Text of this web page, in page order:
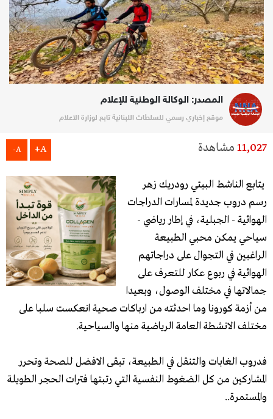
المصدر: الوكالة الوطنية للإعلام
موقع إخباري رسمي للسلطات اللبنانية تابع لوزارة الاعلام
11,027 مشاهدة A+
A-
يتابع الناشط البيئي رودريك زهر
رسم دروب جديدة لمسارات الدراجات
الهوائية - الجبلية، في إطار رياضي -
سياحي يمكن محبي الطبيعة
الراغبين في التجوال على دراجاتهم
الهوائية في ربوع عكار للتعرف على
جمالاتها في مختلف الوصول، وبعيدا
من أزمة كورونا وما احدثته من ارباكات صحية انعكست سلبا على
مختلف الانشطة العامة الرياضية منها والسياحية.
فدروب الغابات والتنقل في الطبيعة، تبقى الافضل للصحة وتحرر
المشاركين من كل الضغوط النفسية التي رتبتها فترات الحجر الطويلة
والمستمرة..